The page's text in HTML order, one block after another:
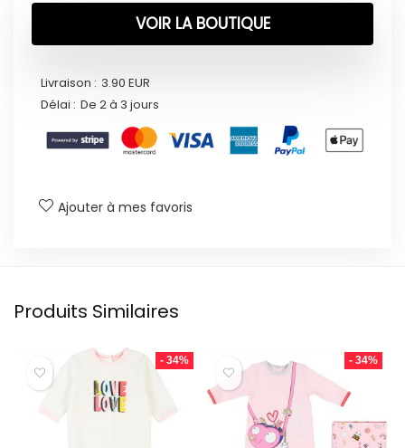
VOIR LA BOUTIQUE
Livraison : 3.90 EUR
Délai : De 2 à 3 jours
Ajouter à mes favoris
Produits Similaires
- 34% - 34%